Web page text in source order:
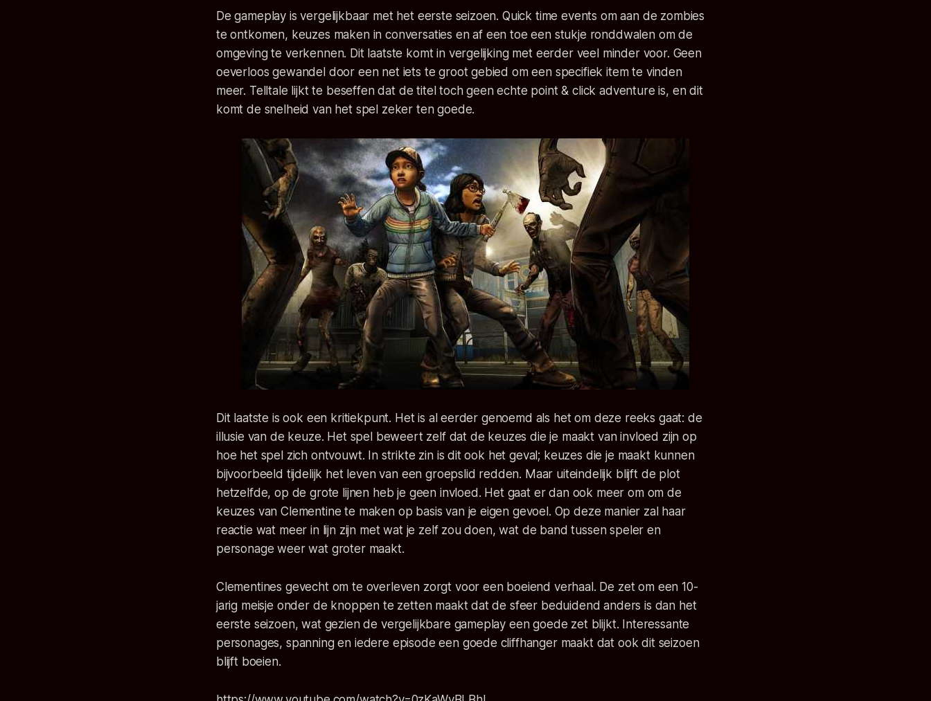
De gameplay is vergelijkbaar met het eerste seizoen. Quick time events om aan de zombies
te ontkomen, keuzes maken in conversaties en af een toe een stukje ronddwalen om de
omgeving te verkennen. Dit laatste komt in vergelijking met eerder veel minder voor. Geen
oeverloos gewandel door een net iets te groot gebied om een specifiek item te vinden
meer. Telltale lijkt te beseffen dat de titel toch geen echte point & click adventure is, en dit
komt de snelheid van het spel zeker ten goede.
Dit laatste is ook een kritiekpunt. Het is al eerder genoemd als het om deze reeks gaat: de
illusie van de keuze. Het spel beweert zelf dat de keuzes die je maakt van invloed zijn op
hoe het spel zich ontvouwt. In strikte zin is dit ook het geval; keuzes die je maakt kunnen
bijvoorbeeld tijdelijk het leven van een groepslid redden. Maar uiteindelijk blijft de plot
hetzelfde, op de grote lijnen heb je geen invloed. Het gaat er dan ook meer om om de
keuzes van Clementine te maken op basis van je eigen gevoel. Op deze manier zal haar
reactie wat meer in lijn zijn met wat je zelf zou doen, wat de band tussen speler en
personage weer wat groter maakt.
Clementines gevecht om te overleven zorgt voor een boeiend verhaal. De zet om een 10-
jarig meisje onder de knoppen te zetten maakt dat de sfeer beduidend anders is dan het
eerste seizoen, wat gezien de vergelijkbare gameplay een goede zet blijkt. Interessante
personages, spanning en iedere episode een goede cliffhanger maakt dat ook dit seizoen
blijft boeien.